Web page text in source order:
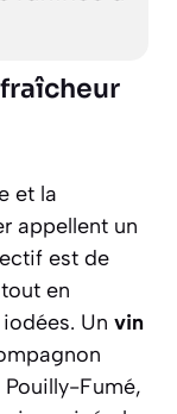
fraîcheur
et la
appellent un
est de
en
Un vin
Pouilly-Fumé,